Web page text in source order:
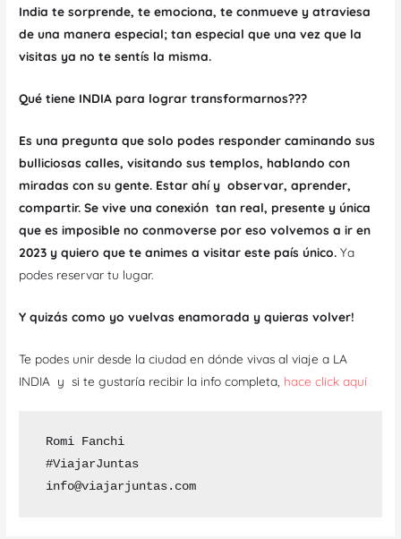
India te sorprende, te emociona, te conmueve y atraviesa
de una manera especial; tan especial que una vez que la
visitas ya no te sentís la misma.
Qué tiene INDIA para lograr transformarnos???
Es una pregunta que solo podes responder caminando sus
bulliciosas calles, visitando sus templos, hablando con
miradas con su gente. Estar ahí y observar, aprender,
compartir. Se vive una conexión tan real, presente y única
que es imposible no conmoverse por esovolvemos a ir en
2023 y quiero que te animes a visitar este país único.Ya
podes reservar tu lugar.
Y quizás como yo vuelvas enamorada y quieras volver!
Te podes unir desde la ciudad en dónde vivas al viaje a LA
INDIA y si te gustaría recibir la info completa, hace click aquí
info@viajarjuntas.com